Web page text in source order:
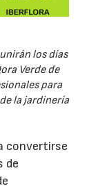
los días
Verde de
para
la jardinería
convertirse
de